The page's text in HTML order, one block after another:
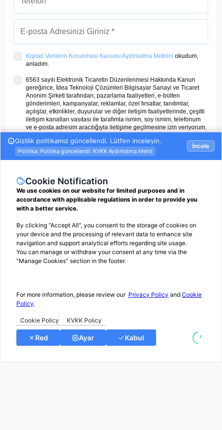
Kişisel Verilerin Korunması Kanunu Aydınlatma Metnini okudum,
anladım.
6563 sayılı Elektronik Ticaretin Düzenlenmesi Hakkında Kanun
gereğince, İdea Teknoloji Çözümleri Bilgisayar Sanayi ve Ticaret
Anonim Şirketi tarafından; pazarlama faaliyetleri, e-bülten
gönderimleri, kampanyalar, reklamlar, özel fırsatlar, tanıtımlar,
açılışlar, etkinlikler, duyurular ve diğer iletişim faaliyetlerinde, çeşitli
iletişim kanalları vasıtası ile tarafımla ismim, soy ismim, telefonum
ve e-posta adresim aracılığıyla iletişime geçilmesine izin veriyorum.
ÜYE OL